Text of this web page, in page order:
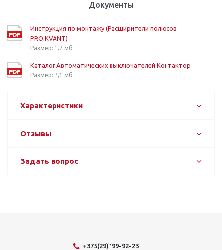
Документы
Инструкция по монтажу (Расширители полюсов
PRO.KVANT)
Размер: 1,7 мб
Каталог Автоматических выключателей Контактор
Размер: 7,1 мб
Характеристики
Отзывы
Задать вопрос
+375(29)199-92-23